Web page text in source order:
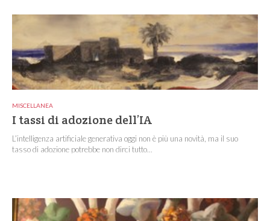
MISCELLANEA
I tassi di adozione dell’IA
L’intelligenza artificiale generativa oggi non è più una novità, ma il suo
tasso di adozione potrebbe non dirci tutto...